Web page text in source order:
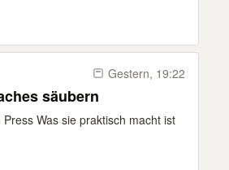
Gestern, 19:22
säubern
Was sie praktisch macht ist